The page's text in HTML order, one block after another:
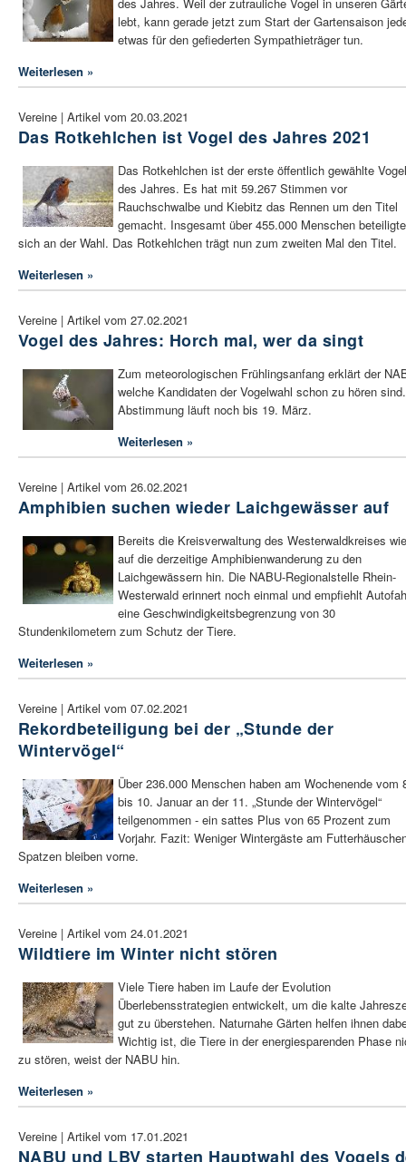
lebt, kann gerade jetzt zum Start der Gartensaison
etwas für den gefiederten Sympathieträger tun.
Weiterlesen »
Vereine | Artikel vom 20.03.2021
Das Rotkehlchen ist Vogel des Jahres 2021
Das Rotkehlchen ist der erste öffentlich gewählte Vogel
des Jahres. Es hat mit 59.267 Stimmen vor
Rauchschwalbe und Kiebitz das Rennen um den Titel
gemacht. Insgesamt über 455.000 Menschen
sich an der Wahl. Das Rotkehlchen trägt nun zum zweiten Mal den Titel.
Weiterlesen »
Vereine | Artikel vom 27.02.2021
Vogel des Jahres: Horch mal, wer da singt
Zum meteorologischen Frühlingsanfang erklärt der
welche Kandidaten der Vogelwahl schon zu hören
Abstimmung läuft noch bis 19. März.
Weiterlesen »
Vereine | Artikel vom 26.02.2021
Amphibien suchen wieder Laichgewässer auf
Bereits die Kreisverwaltung des Westerwaldkreises
auf die derzeitige Amphibienwanderung zu den
Laichgewässern hin. Die NABU-Regionalstelle Rhein-
Westerwald erinnert noch einmal und empfiehlt
eine Geschwindigkeitsbegrenzung von 30
Stundenkilometern zum Schutz der Tiere.
Weiterlesen »
Vereine | Artikel vom 07.02.2021
Rekordbeteiligung bei der „Stunde der
Wintervögel“
Über 236.000 Menschen haben am Wochenende vom
bis 10. Januar an der 11. „Stunde der Wintervögel“
teilgenommen - ein sattes Plus von 65 Prozent zum
Vorjahr. Fazit: Weniger Wintergäste am
Spatzen bleiben vorne.
Weiterlesen »
Vereine | Artikel vom 24.01.2021
Wildtiere im Winter nicht stören
Viele Tiere haben im Laufe der Evolution
Überlebensstrategien entwickelt, um die kalte
gut zu überstehen. Naturnahe Gärten helfen ihnen
Wichtig ist, die Tiere in der energiesparenden Phase
zu stören, weist der NABU hin.
Weiterlesen »
Vereine | Artikel vom 17.01.2021
NABU und LBV starten Hauptwahl des Vogels